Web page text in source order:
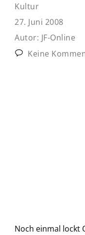
Kultur
27. Juni 2008
Autor: JF-Online
Keine
Noch einmal lockt